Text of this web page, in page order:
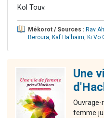
Kol Touv.
Mékorot / Sources : Rav
Beroura, Kaf Ha'haïm, Ki Vo
Une
femme